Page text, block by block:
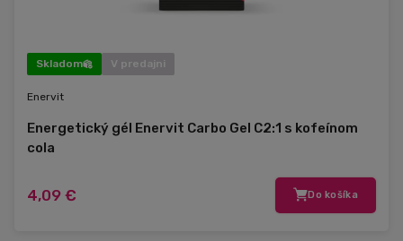
Skladom V predajni
Enervit
Energetický gél Enervit Carbo Gel C2:1 s kofeínom
cola
4,09 € Do košíka